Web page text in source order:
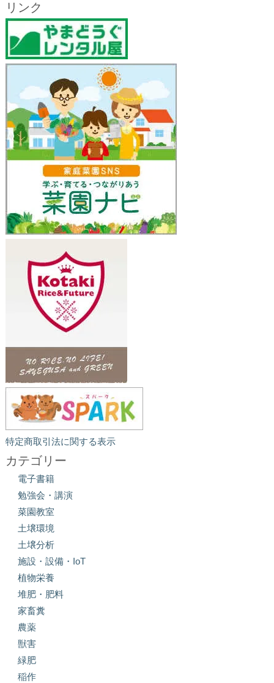
リンク
特定商取引法に関する表示
カテゴリー
電子書籍
勉強会・講演
菜園教室
土壌環境
土壌分析
施設・設備・IoT
植物栄養
堆肥・肥料
家畜糞
農薬
獣害
緑肥
稲作